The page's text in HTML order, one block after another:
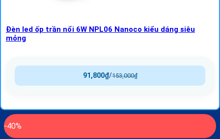
Đèn led ốp trần nổi 6W NPL06 Nanoco kiểu dáng siêu
mỏng
153,000₫
/
91,800₫
-40%